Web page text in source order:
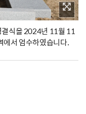
식을 2024년 11월 11
에서 엄수하였습니다.